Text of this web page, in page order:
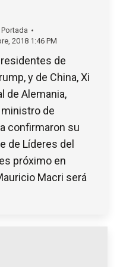
Portada
2018 1:46 PM
de
y de China, Xi
de Alemania,
de
confirmaron su
de Líderes del
próximo en
Macri será